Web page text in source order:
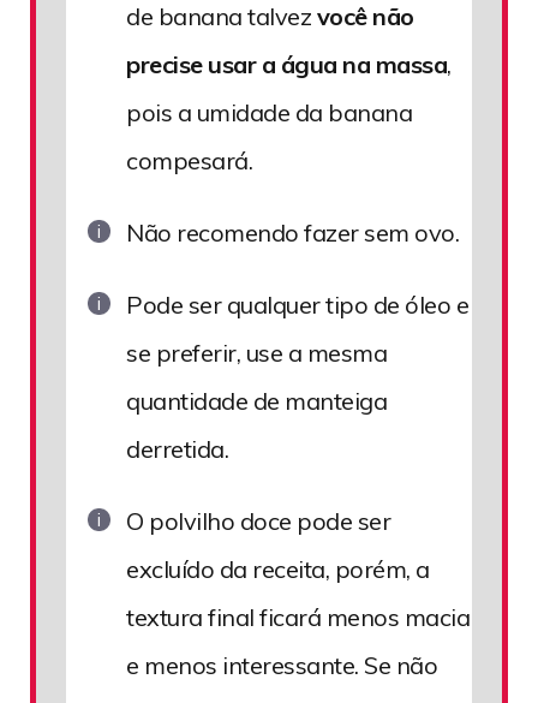
de banana talvez você não
precise usar a água na massa,
pois a umidade da banana
compesará.
Não recomendo fazer sem ovo.
Pode ser qualquer tipo de óleo e
se preferir, use a mesma
quantidade de manteiga
derretida.
O polvilho doce pode ser
excluído da receita, porém, a
textura final ficará menos macia
e menos interessante. Se não